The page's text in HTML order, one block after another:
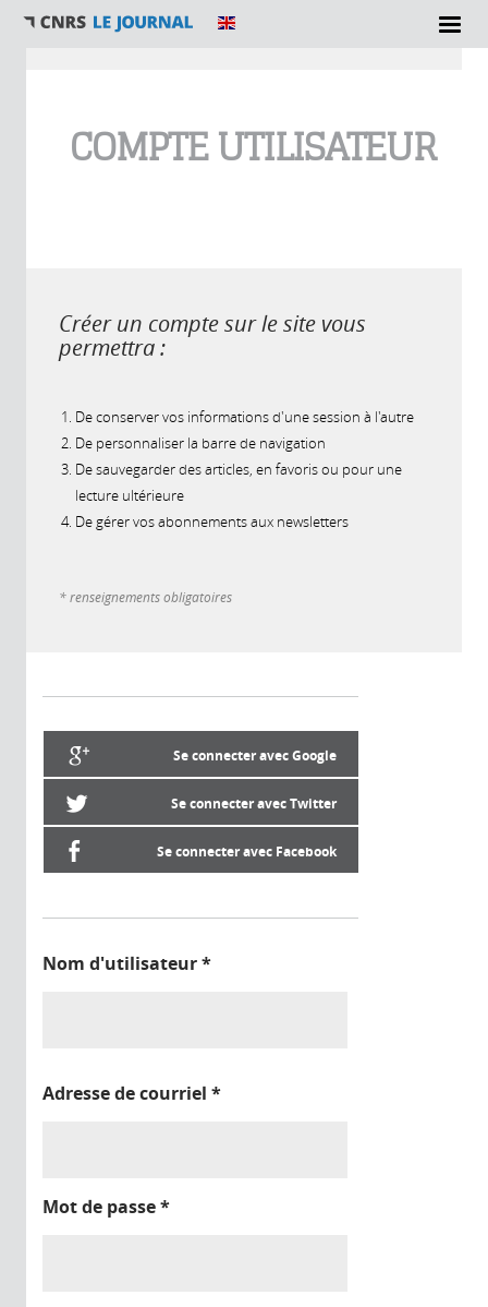
COMPTE UTILISATEUR
Créer un compte sur le site vous
permettra :
De conserver vos informations d'une session à l'autre
De personnaliser la barre de navigation
De sauvegarder des articles, en favoris ou pour une
lecture ultérieure
De gérer vos abonnements aux newsletters
* renseignements obligatoires
Se connecter avec Google
Se connecter avec Twitter
Se connecter avec Facebook
Nom d'utilisateur*
Adresse de courriel *
Mot de passe*